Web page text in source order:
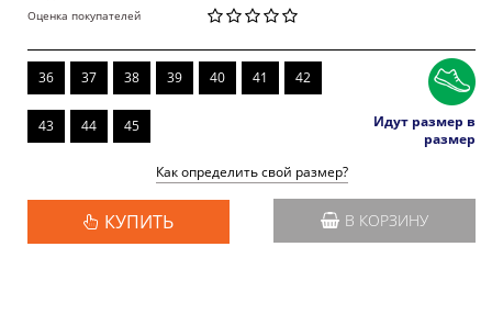
Оценка покупателей
36 37 38 39 40 41 42
43 44 45
Идут размер в
размер
Как определить свой размер?
КУПИТЬ В КОРЗИНУ